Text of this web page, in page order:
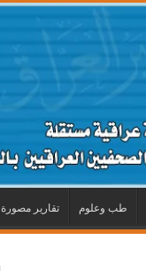
طب وعلوم تقارير مصورة